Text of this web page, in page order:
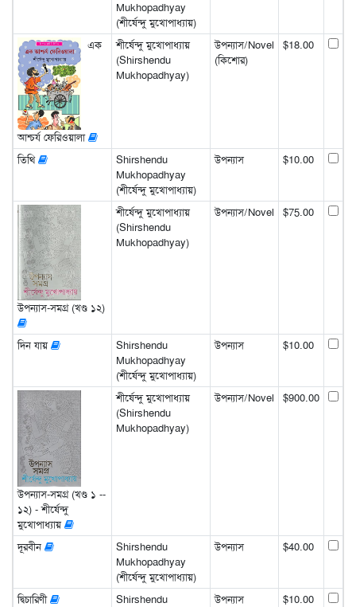
Mukhopadhyay
(শীর্ষেন্দু মুখোপাধ্যায়)
এক
আশ্চর্য ফেরিওয়ালা
শীর্ষেন্দু মুখোপাধ্যায়
(Shirshendu
Mukhopadhyay)
উপন্যাস/Novel
(কিশোর)
$18.00
তিথি
Shirshendu
Mukhopadhyay
(শীর্ষেন্দু মুখোপাধ্যায়)
উপন্যাস $10.00
উপন্যাস-সমগ্র (খণ্ড ১২)
শীর্ষেন্দু মুখোপাধ্যায়
(Shirshendu
Mukhopadhyay)
উপন্যাস/Novel $75.00
দিন যায়
Shirshendu
Mukhopadhyay
(শীর্ষেন্দু মুখোপাধ্যায়)
উপন্যাস $10.00
উপন্যাস-সমগ্র (খণ্ড ১ --
১২) - শীর্ষেন্দু
মুখোপাধ্যায়
শীর্ষেন্দু মুখোপাধ্যায়
(Shirshendu
Mukhopadhyay)
উপন্যাস/Novel $900.00
দূরবীন
Shirshendu
Mukhopadhyay
(শীর্ষেন্দু মুখোপাধ্যায়)
উপন্যাস $40.00
দ্বিচারিণী
Shirshendu
উপন্যাস $10.00